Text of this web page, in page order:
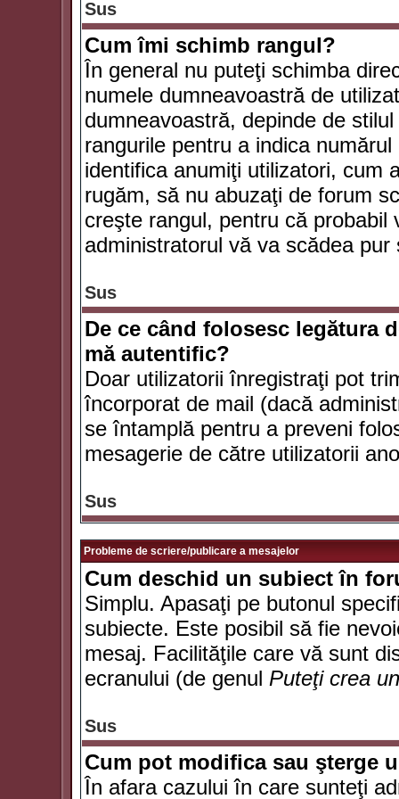
Sus
Cum îmi schimb rangul?
În general nu puteţi schimba
numele dumneavoastră de
dumneavoastră, depinde de
rangurile pentru a indica
identifica anumiţi utilizatori, cum
rugăm, să nu abuzaţi de forum
creşte rangul, pentru că
administratorul vă va scădea
Sus
De ce când folosesc legătura
mă autentific?
Doar utilizatorii înregistraţi pot
încorporat de mail (dacă
se întamplă pentru a preveni
mesagerie de către utilizatorii
Sus
Probleme de scriere/publicare a mesajelor
Cum deschid un subiect în
Simplu. Apasaţi pe butonul
subiecte. Este posibil să fie
mesaj. Facilităţile care vă sunt
ecranului (de genul Puteţi crea
Sus
Cum pot modifica sau şterge
În afara cazului în care sunteţi